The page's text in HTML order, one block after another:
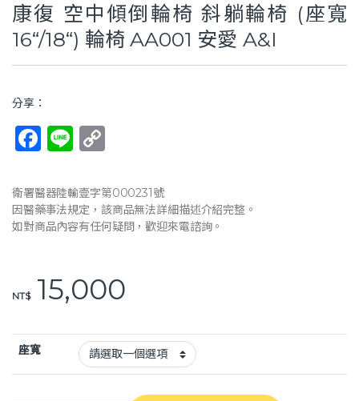
康復 空中傾倒輪椅 斜躺輪椅 (座寬
16“/18“) 輪椅 AA001 安愛 A&I
分享：
F
c
e
b
o
Li
e p
y
Li
k
衛署醫器陸輸壹字第000231號
因醫藥事法規定，該商品無法詳細描述介紹完整。
如對商品內容有任何疑問，歡迎來電諮詢。
NT$15,000
座寬